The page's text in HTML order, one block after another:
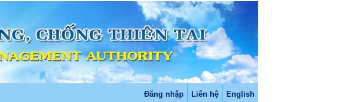
Đăng nhập Liên hệ English